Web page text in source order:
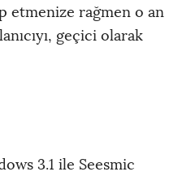
etmenize rağmen o an
geçici olarak
3.1 ile Seesmic